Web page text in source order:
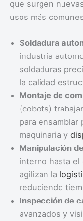
que surgen
usos más
Soldadura
industria
soldaduras
la calidad
Montaje de
(cobots)
para ensamblar
maquinaria y
Manipulación
interno hasta el
agilizan la
reduciendo
Inspección de
avanzados y